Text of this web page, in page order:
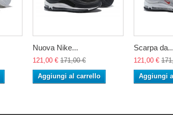
Nuova Nike...
121,00 € 171,00 €
Aggiungi al carrello
Scarpa da...
121,00 €
Aggiungi